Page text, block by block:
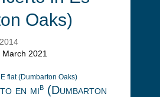
Oaks)
2021
flat (Dumbarton Oaks)
en mib (Dumbarton